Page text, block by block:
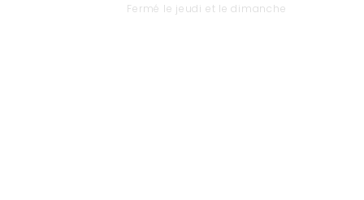
Fermé le jeudi et le dimanche